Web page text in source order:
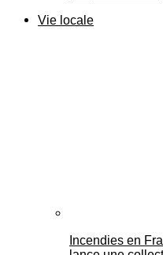
Vie locale
Incendies en